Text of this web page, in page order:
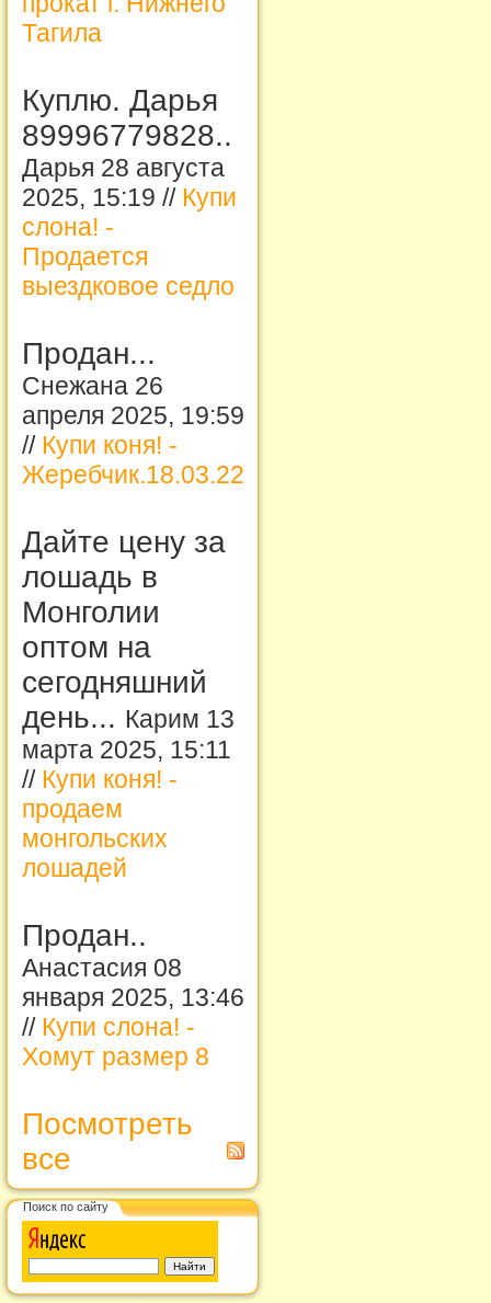
Тагила
Куплю. Дарья
89996779828..
Дарья 28 августа
2025, 15:19 // Купи
слона! -
Продается
выездковое седло
Продан...
Снежана 26
апреля 2025, 19:59
// Купи коня! -
Жеребчик.18.03.22
Дайте цену за
лошадь в
Монголии
оптом на
сегодняшний
день... Карим 13
марта 2025, 15:11
// Купи коня! -
продаем
монгольских
лошадей
Продан..
Анастасия 08
января 2025, 13:46
// Купи слона! -
Хомут размер 8
Посмотреть
все
Поиск по сайту